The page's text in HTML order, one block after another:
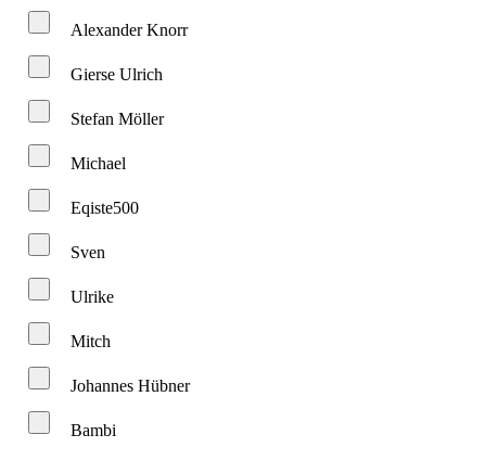
Alexander Knorr
Gierse Ulrich
Stefan Möller
Michael
Eqiste500
Sven
Ulrike
Mitch
Johannes Hübner
Bambi